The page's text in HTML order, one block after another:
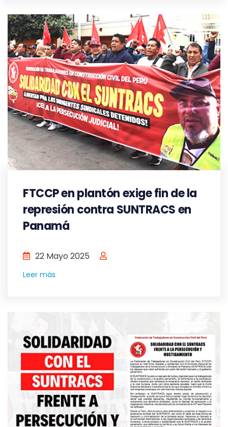
FTCCP en plantón exige fin de la
represión contra SUNTRACS en
Panamá
22 Mayo 2025
Leer más